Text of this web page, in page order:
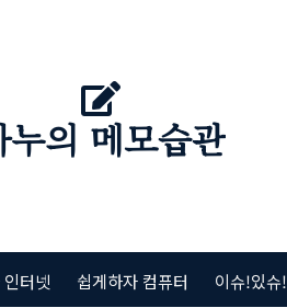
누의 메모습관
터넷 쉽게하자 컴퓨터 이슈!있슈!